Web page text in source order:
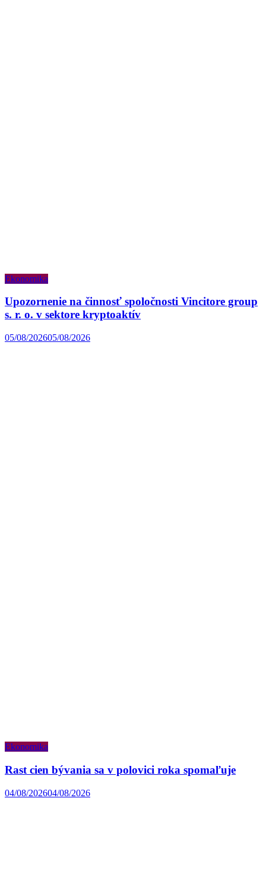
Ekonomika
Upozornenie na činnosť spoločnosti Vincitore group
s. r. o. v sektore kryptoaktív
05/08/202605/08/2026
Ekonomika
Rast cien bývania sa v polovici roka spomaľuje
04/08/202604/08/2026